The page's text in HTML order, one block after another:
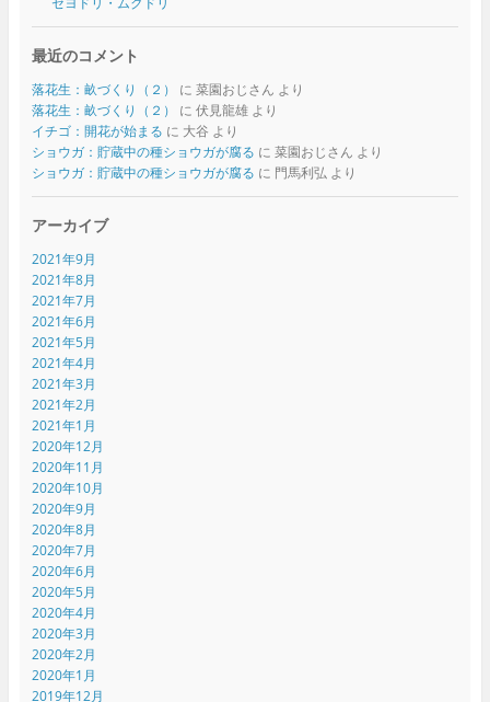
最近のコメント
落花生：畝づくり（２） に 菜園おじさん より
落花生：畝づくり（２）
に 伏見龍雄より
イチゴ：開花が始まる に 大谷 より
ショウガ：貯蔵中の種ショウガが腐る に 菜園おじさん より
ショウガ：貯蔵中の種ショウガが腐る に 門馬利弘 より
アーカイブ
2021年9月
2021年8月
2021年7月
2021年6月
2021年5月
2021年4月
2021年3月
2021年2月
2021年1月
2020年12月
2020年11月
2020年10月
2020年9月
2020年8月
2020年7月
2020年6月
2020年5月
2020年4月
2020年3月
2020年2月
2020年1月
2019年12月